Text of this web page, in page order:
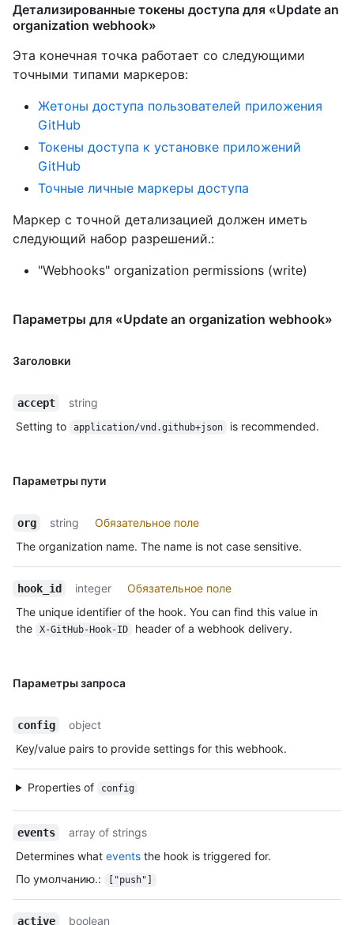
Детализированные токены доступа для «Update an
organization webhook»
Эта конечная точка работает со следующими
точными типами маркеров:
Жетоны доступа пользователей приложения
GitHub
Токены доступа к установке приложений
GitHub
Точные личные маркеры доступа
Маркер с точной детализацией должен иметь
следующий набор разрешений.:
"Webhooks" organization permissions (write)
Параметры для «Update an organization webhook»
Заголовки
accept
string
Setting to
application/vnd.github+json is recommended.
Параметры пути
org string
Обязательное поле
The organization name. The name is not case sensitive.
hook_id integer
Обязательное поле
The unique identifier of the hook. You can find this value in
the
X-GitHub-Hook-ID header of a webhook delivery.
Параметры запроса
config
object
Key/value pairs to provide settings for this webhook.
Properties of config
events
array of strings
Determines what events the hook is triggered for.
По умолчанию.: ["push"]
active boolean